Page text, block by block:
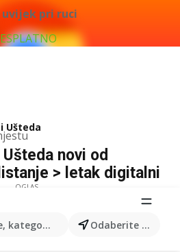
pri ruci
kategorije, proizvode... Odaberite grad
Ušteda
novi od
> letak digitalni
OGLAS